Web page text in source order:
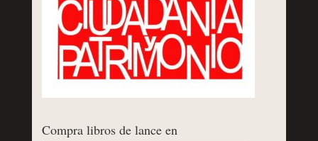
Compra libros de lance en